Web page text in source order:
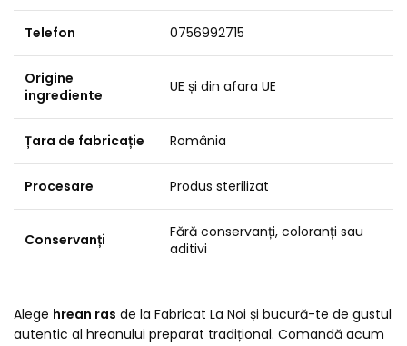
Telefon 0756992715
Origine
ingrediente
UE și din afara UE
Țara de fabricație România
Procesare Produs sterilizat
Conservanți
Fără conservanți, coloranți sau
aditivi
Alege hrean ras de la Fabricat La Noi și bucură-te de gustul
autentic al hreanului preparat tradițional. Comandă acum